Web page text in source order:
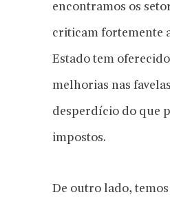
encontramos os
criticam fortemente
Estado tem
melhorias nas
desperdício do que
impostos.
De outro lado,